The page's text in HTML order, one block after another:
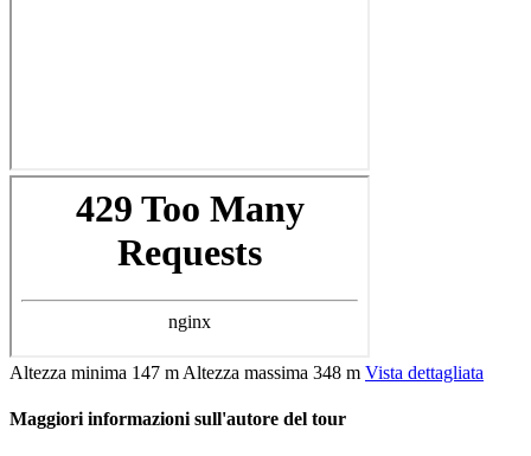
Altezza minima 147 m Altezza massima 348 m Vista dettagliata
Maggiori informazioni sull'autore del tour